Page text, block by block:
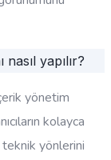
yapılır?
yönetim
kolayca
yönlerini